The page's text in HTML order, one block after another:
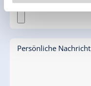
Persönliche Nachricht